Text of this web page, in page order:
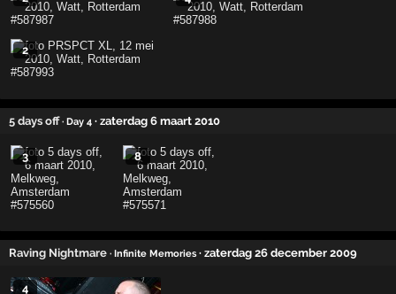
2
5 days off · Day 4 · zaterdag 6 maart 2010
3 8
Raving Nightmare · Infinite Memories · zaterdag 26 december 2009
4